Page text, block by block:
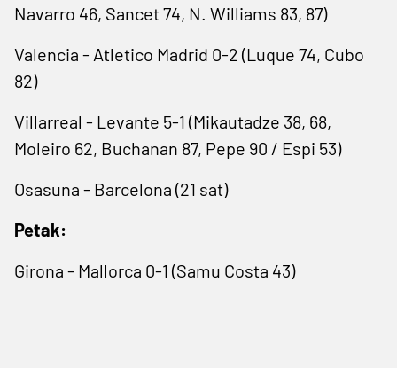
Navarro 46, Sancet 74, N. Williams 83, 87)
Valencia - Atletico Madrid 0-2 (Luque 74, Cubo
82)
Villarreal - Levante 5-1 (Mikautadze 38, 68,
Moleiro 62, Buchanan 87, Pepe 90 / Espi 53)
Osasuna - Barcelona (21 sat)
Petak:
Girona - Mallorca 0-1 (Samu Costa 43)